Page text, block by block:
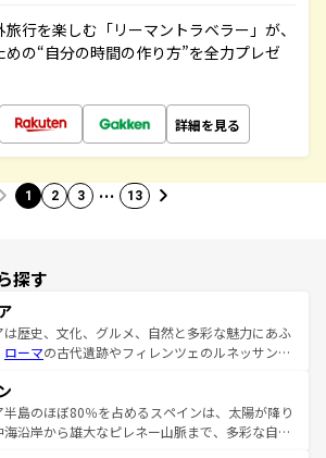
行を楽しむ「リーマントラベラー」が、
の“自分の時間の作り方”を全力プレゼ
詳細を見る
1 2 3 … 13
探す
は歴史、文化、グルメ、自然と多彩な魅力にあふ
ローマの古代遺跡やフィレンツェのルネッサンス
スカーナの美しい田園風景やアマルフィ海岸の絶
自然景観も見逃せない。観光の合間には、本場の
スタなど、絶品のイタリア料理を堪能することも
半島のほぼ80％を占めるスペインは、太陽が降り
海沿岸から雄大なピレネー山脈まで、多彩な自然